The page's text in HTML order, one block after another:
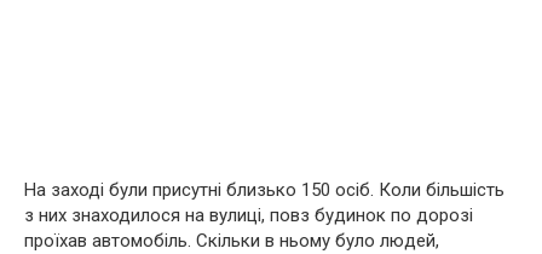
На заході були присутні близько 150 осіб. Коли більшість
з них знаходилося на вулиці, повз будинок по дорозі
проїхав автомобіль. Скільки в ньому було людей,